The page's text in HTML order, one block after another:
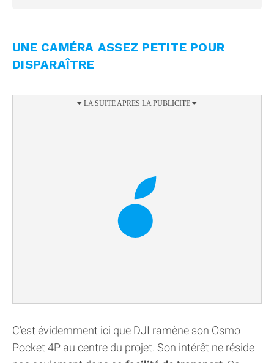
UNE CAMÉRA ASSEZ PETITE POUR
DISPARAÎTRE
C’est évidemment ici que DJI ramène son Osmo
Pocket 4P au centre du projet. Son intérêt ne réside